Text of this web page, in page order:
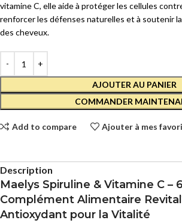
vitamine C, elle aide à protéger les cellules
renforcer les défenses naturelles et à soutenir
des cheveux.
AJOUTER AU PANIER
COMMANDER
Add to compare Ajouter à mes
Description
Maelys Spiruline & Vitamine C –
Complément Alimentaire
Antioxydant pour la Vitalité